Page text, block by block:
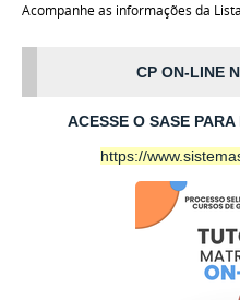
Acompanhe as informações da
CP ON-LINE
ACESSE O SASE
https://